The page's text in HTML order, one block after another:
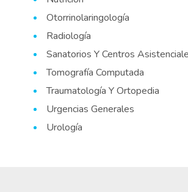
Otorrinolaringología
Radiología
Sanatorios Y Centros
Tomografía Computada
Traumatología Y Ortopedia
Urgencias Generales
Urología